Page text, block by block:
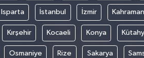
Isparta İstanbul İzmir
Kırşehir Kocaeli Konya
Osmaniye Rize Sakarya